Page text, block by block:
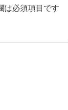
は必須項目です